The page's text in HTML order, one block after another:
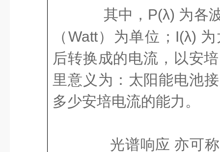
其中，P(λ) 为各
（Watt）为单位；I(λ)
后转换成的电流，以安
里意义为：太阳能电池
多少安培电流的能力。
光谱响应 亦可称